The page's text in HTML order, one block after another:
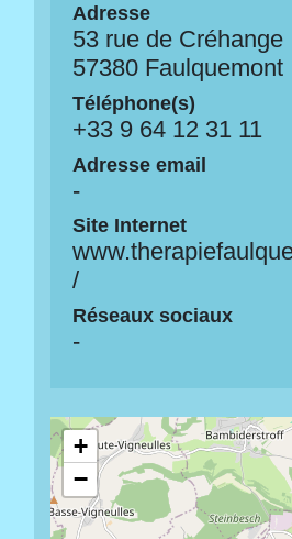
Adresse
53 rue de Créhange
57380 Faulquemont
Téléphone(s)
+33 9 64 12 31 11
Adresse email
-
Site Internet
/
Réseaux sociaux
-
+
−